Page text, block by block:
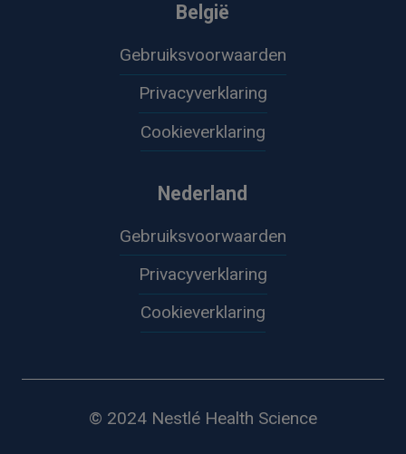
België
Gebruiksvoorwaarden
Privacyverklaring
Cookieverklaring
Nederland
Gebruiksvoorwaarden
Privacyverklaring
Cookieverklaring
© 2024 Nestlé Health Science